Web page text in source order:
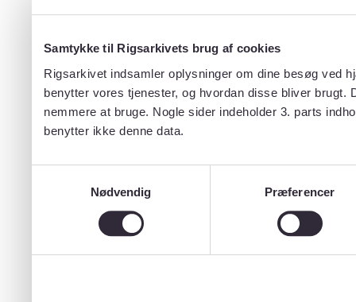
Samtykke til Rigsarkivets brug af cookies
Rigsarkivet indsamler oplysninger om dine besøg ved
benytter vores tjenester, og hvordan disse bliver
nemmere at bruge. Nogle sider indeholder 3. parts
benytter ikke denne data.
Nødvendig
Præferencer